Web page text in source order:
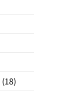
(18)